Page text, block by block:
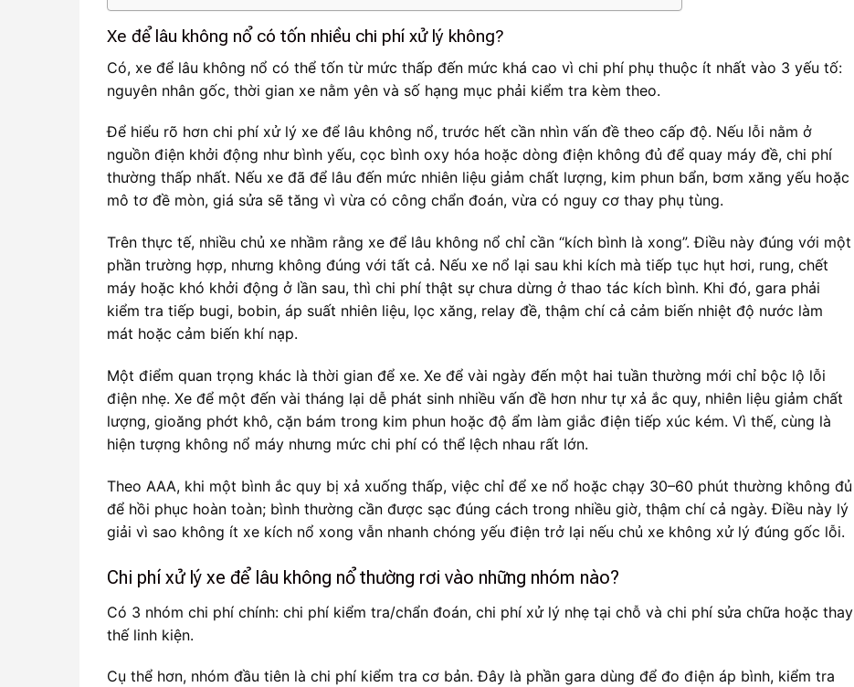
Xe để lâu không nổ có tốn nhiều chi phí xử lý không?
Có, xe để lâu không nổ có thể tốn từ mức thấp đến mức khá cao vì chi phí phụ thuộc ít nhất vào 3 yếu tố:
nguyên nhân gốc, thời gian xe nằm yên và số hạng mục phải kiểm tra kèm theo.
Để hiểu rõ hơn chi phí xử lý xe để lâu không nổ, trước hết cần nhìn vấn đề theo cấp độ. Nếu lỗi nằm ở
nguồn điện khởi động như bình yếu, cọc bình oxy hóa hoặc dòng điện không đủ để quay máy đề, chi phí
thường thấp nhất. Nếu xe đã để lâu đến mức nhiên liệu giảm chất lượng, kim phun bẩn, bơm xăng yếu hoặc
mô tơ đề mòn, giá sửa sẽ tăng vì vừa có công chẩn đoán, vừa có nguy cơ thay phụ tùng.
Trên thực tế, nhiều chủ xe nhầm rằng xe để lâu không nổ chỉ cần “kích bình là xong”. Điều này đúng với một
phần trường hợp, nhưng không đúng với tất cả. Nếu xe nổ lại sau khi kích mà tiếp tục hụt hơi, rung, chết
máy hoặc khó khởi động ở lần sau, thì chi phí thật sự chưa dừng ở thao tác kích bình. Khi đó, gara phải
kiểm tra tiếp bugi, bobin, áp suất nhiên liệu, lọc xăng, relay đề, thậm chí cả cảm biến nhiệt độ nước làm
mát hoặc cảm biến khí nạp.
Một điểm quan trọng khác là thời gian để xe. Xe để vài ngày đến một hai tuần thường mới chỉ bộc lộ lỗi
điện nhẹ. Xe để một đến vài tháng lại dễ phát sinh nhiều vấn đề hơn như tự xả ắc quy, nhiên liệu giảm chất
lượng, gioăng phớt khô, cặn bám trong kim phun hoặc độ ẩm làm giắc điện tiếp xúc kém. Vì thế, cùng là
hiện tượng không nổ máy nhưng mức chi phí có thể lệch nhau rất lớn.
Theo AAA, khi một bình ắc quy bị xả xuống thấp, việc chỉ để xe nổ hoặc chạy 30–60 phút thường không đủ
để hồi phục hoàn toàn; bình thường cần được sạc đúng cách trong nhiều giờ, thậm chí cả ngày. Điều này lý
giải vì sao không ít xe kích nổ xong vẫn nhanh chóng yếu điện trở lại nếu chủ xe không xử lý đúng gốc lỗi.
Chi phí xử lý xe để lâu không nổ thường rơi vào những nhóm nào?
Có 3 nhóm chi phí chính: chi phí kiểm tra/chẩn đoán, chi phí xử lý nhẹ tại chỗ và chi phí sửa chữa hoặc thay
thế linh kiện.
Cụ thể hơn, nhóm đầu tiên là chi phí kiểm tra cơ bản. Đây là phần gara dùng để đo điện áp bình, kiểm tra